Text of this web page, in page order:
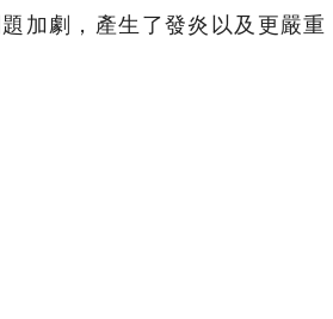
加劇，產生了發炎以及更嚴重